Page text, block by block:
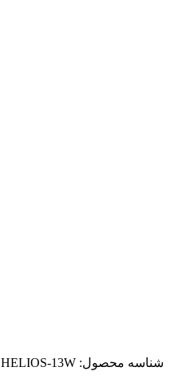
شناسه محصول: HELIOS-13W